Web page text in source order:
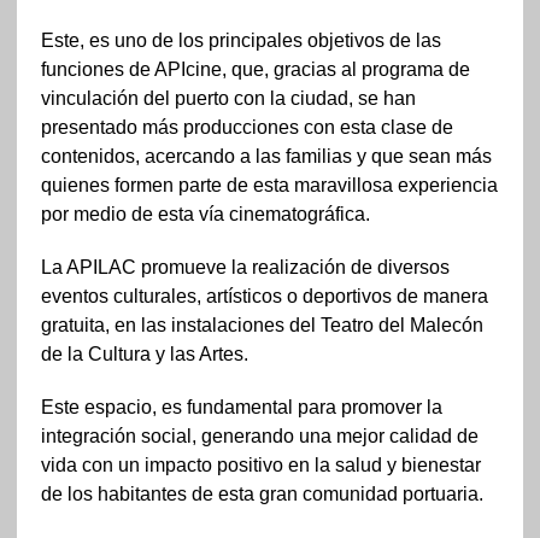
Este, es uno de los principales objetivos de las
funciones de APIcine, que, gracias al programa de
vinculación del puerto con la ciudad, se han
presentado más producciones con esta clase de
contenidos, acercando a las familias y que sean más
quienes formen parte de esta maravillosa experiencia
por medio de esta vía cinematográfica.
La APILAC promueve la realización de diversos
eventos culturales, artísticos o deportivos de manera
gratuita, en las instalaciones del Teatro del Malecón
de la Cultura y las Artes.
Este espacio, es fundamental para promover la
integración social, generando una mejor calidad de
vida con un impacto positivo en la salud y bienestar
de los habitantes de esta gran comunidad portuaria.